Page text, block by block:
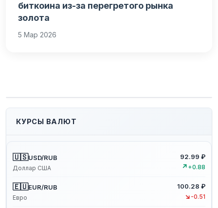
биткоина из-за перегретого рынка
золота
5 Мар 2026
КУРСЫ ВАЛЮТ
🇺🇸USD/RUB
Доллар США
92.99 ₽
↗ +0.88
🇪🇺EUR/RUB
Евро
100.28 ₽
↘ -0.51